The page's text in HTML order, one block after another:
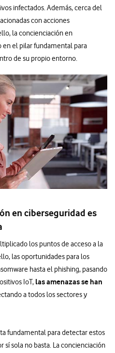
infectados. Además, cerca del
con acciones
la concienciación en
en el pilar fundamental para
de su propio entorno.
en ciberseguridad es
los puntos de acceso a la
las oportunidades para los
hasta el phishing, pasando
IoT, las amenazas se han
a todos los sectores y
fundamental para detectar estos
sola no basta. La concienciación